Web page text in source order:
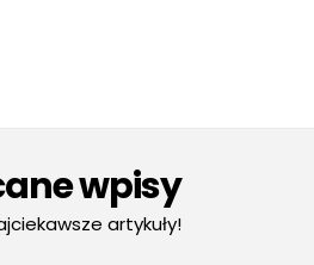
wpisy
artykuły!